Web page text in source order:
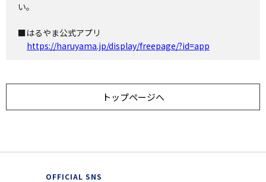
い。
■はるやま公式アプリ
https://haruyama.jp/display/freepage/?id=app
トップページへ
OFFICIAL SNS